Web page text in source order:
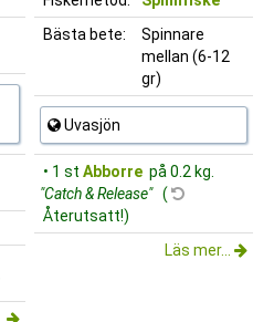
Bästa bete:
Spinnare
mellan (6-12
gr)
Uvasjön
• 1 st Abborre på 0.2 kg.
"Catch & Release" (
Återutsatt!)
Läs mer...